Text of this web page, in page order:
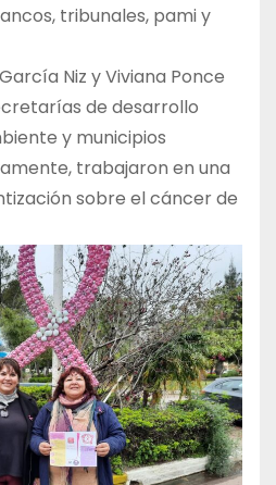
tribunales, pami y
Niz y Viviana Ponce
de desarrollo
y municipios
trabajaron en una
sobre el cáncer de